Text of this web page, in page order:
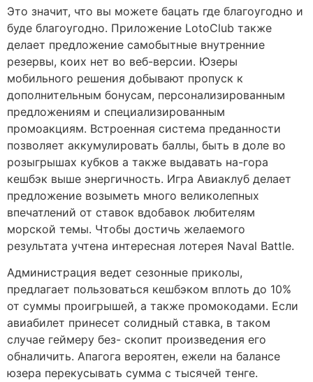
Это значит, что вы можете бацать где благоугодно и
буде благоугодно. Приложение LotoClub также
делает предложение самобытные внутренние
резервы, коих нет во веб-версии. Юзеры
мобильного решения добывают пропуск к
дополнительным бонусам, персонализированным
предложениям и специализированным
промоакциям. Встроенная система преданности
позволяет аккумулировать баллы, быть в доле во
розыгрышах кубков а также выдавать на-гора
кешбэк выше энергичность. Игра Авиаклуб делает
предложение возыметь много великолепных
впечатлений от ставок вдобавок любителям
морской темы. Чтобы достичь желаемого
результата учтена интересная лотерея Naval Battle.
Администрация ведет сезонные приколы,
предлагает пользоваться кешбэком вплоть до 10%
от суммы проигрышей, а также промокодами. Если
авиабилет принесет солидный ставка, в таком
случае геймеру без- скопит произведения его
обналичить. Апагога вероятен, ежели на балансе
юзера перекусывать сумма с тысячей тенге.